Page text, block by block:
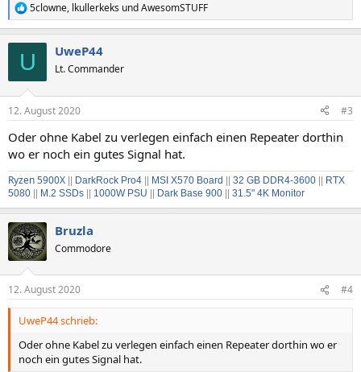
R
e
e
:
5clowne, lkullerkeks undAwesomSTUFF
U UweP44
Lt. Commander
12. August 2020 #3
Oder ohne Kabel zu verlegen einfach einen Repeater dorthin
wo er noch ein gutes Signal hat.
Ryzen 5900X || DarkRock Pro4 || MSI X570 Board || 32 GB DDR4-3600 || RTX
5080 || M.2 SSDs || 1000W PSU || Dark Base 900 || 31.5" 4K Monitor
Bruzla
Commodore
12. August 2020 #4
UweP44 schrieb:
Oder ohne Kabel zu verlegen einfach einen Repeater dorthin wo er
noch ein gutes Signal hat.